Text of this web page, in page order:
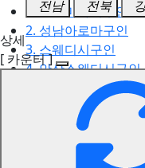
1. 일산마사지구인
2. 성남아로마구인
3. 스웨디시구인
4. 안산스웨디시구인
5. 아로마구인
전주 카운터 구인정보
전남
전북
상세
[ 카운터 ]